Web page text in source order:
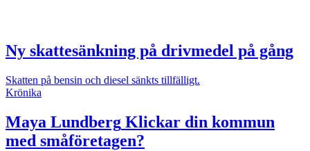
Ny skattesänkning på drivmedel på gång
Skatten på bensin och diesel sänkts tillfälligt.
Krönika
Maya Lundberg Klickar din kommun
med småföretagen?